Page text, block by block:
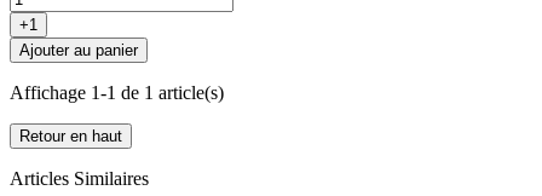
+1
Ajouter au panier
Affichage 1-1 de 1 article(s)
Retour en haut
Articles Similaires